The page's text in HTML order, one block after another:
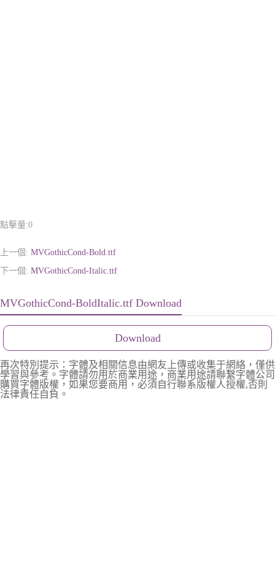
點擊量:0
上一個: MVGothicCond-Bold.ttf
下一個: MVGothicCond-Italic.ttf
MVGothicCond-BoldItalic.ttf Download
Download
再次特別提示：字體及相關信息由網友上傳或收集于網絡，僅供
學習與參考。字體請勿用於商業用途，商業用途請聯繫字體公司
購買字體版權，如果您要商用，必須自行聯系版權人授權,否則
法律責任自負。